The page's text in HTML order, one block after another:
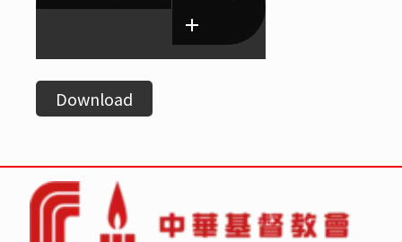
Download